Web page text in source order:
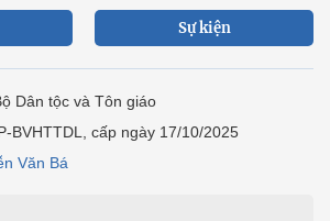
Sự kiện
Dân tộc và Tôn giáo
BVHTTDL, cấp ngày 17/10/2025
Văn Bá